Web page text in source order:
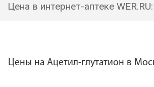
Цена в интернет-аптеке WER.RU:
Цены на Ацетил-глутатион в